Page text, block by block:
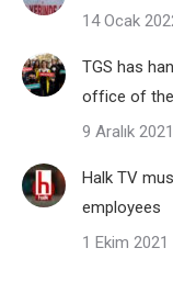
14 Ocak
TGS has
office of the
9 Aralık 2021
Halk TV
employees
1 Ekim 2021